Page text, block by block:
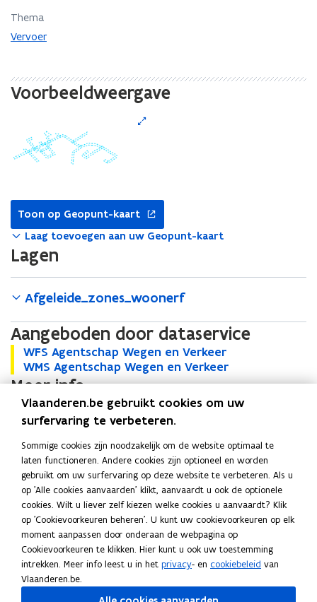
Thema
Vervoer
Voorbeeldweergave
Toon op Geopunt-kaart
opent
nieuw
venster
Laag toevoegen aan uw Geopunt-kaart
Lagen
Afgeleide_zones_woonerf
Aangeboden door dataservice
W
F
S
g
e
n
t
s
c
h
p
W
e
g
e
WFS Agentschap Wegen en Verkeer
W
F
S
A
g
e
n
t
s
c
h
a
p
W
e
g
e
W
M
A
g
e
n
t
s
c
a
p
W
e
g
WMS Agentschap Wegen en Verkeer
W
M
S
A
g
e
n
t
s
c
h
a
p
W
e
g
Meer info
B
e
i
j
k
a
l
l
e
m
e
t
o
p
n
t
i
n
n
i
e
u
w
v
Bekijk alle metadata
B
e
i
j
k
a
l
l
e
m
e
t
Trefwoorden
Contact
Vragen over deze dataset
Website
Agentschap Wegen en Verkeer
o
p
Vlaanderen.be gebruikt cookies om uw
surfervaring te verbeteren.
Sommige cookies zijn noodzakelijk om de website optimaal te
laten functioneren. Andere cookies zijn optioneel en worden
gebruikt om uw surfervaring op deze website te verbeteren. Als u
op 'Alle cookies aanvaarden' klikt, aanvaardt u ook de optionele
cookies. Wilt u liever zelf kiezen welke cookies u aanvaardt? Klik
op 'Cookievoorkeuren beheren'. U kunt uw cookievoorkeuren op elk
moment aanpassen door onderaan de webpagina op
Cookievoorkeuren te klikken. Hier kunt u ook uw toestemming
intrekken. Meer info leest u in het privacy- en cookiebeleid van
Vlaanderen.be.